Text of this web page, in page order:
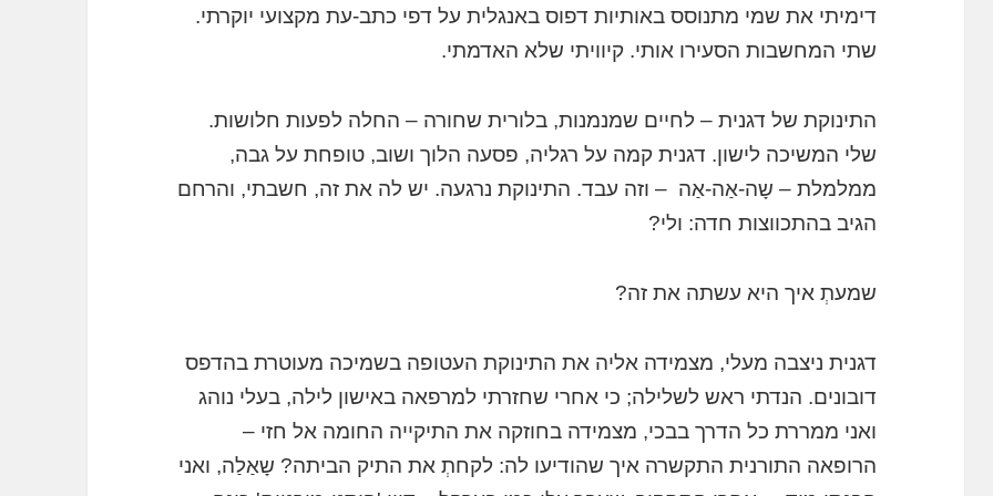
דימיתי את שמי מתנוסס באותיות דפוס באנגלית על דפי כתב-עת מקצועי יוקרתי.
שתי המחשבות הסעירו אותי. קיוויתי שלא האדמתי.
התינוקת של דגנית – לחיים שמנמנות, בלורית שחורה – החלה לפעות חלושות.
שלי המשיכה לישון. דגנית קמה על רגליה, פסעה הלוך ושוב, טופחת על גבה,
ממלמלת – שָה-אַה-אַה – וזה עבד. התינוקת נרגעה. יש לה את זה, חשבתי, והרחם
הגיב בהתכווצות חדה: ולי?
שמעתְ איך היא עשתה את זה?
דגנית ניצבה מעלי, מצמידה אליה את התינוקת העטופה בשמיכה מעוטרת בהדפס
דובונים. הנדתי ראש לשלילה; כי אחרי שחזרתי למרפאה באישון לילה, בעלי נוהג
ואני ממררת כל הדרך בבכי, מצמידה בחוזקה את התיקייה החומה אל חזי –
הרופאה התורנית התקשרה איך שהודיעו לה: לקחתְ את התיק הביתה? שָאַלַה, ואני